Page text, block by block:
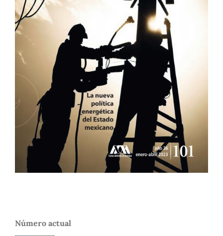
Número actual